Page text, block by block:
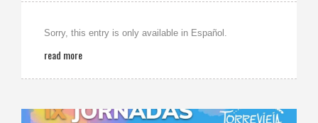
Sorry, this entry is only available in Español.
read more